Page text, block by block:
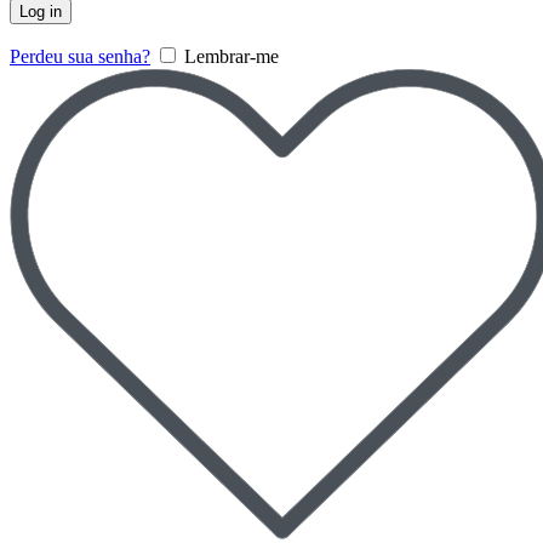
Log in
Perdeu sua senha? Lembrar-me